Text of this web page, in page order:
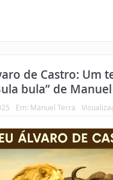
de Castro: Um
bula” de
Em: Manuel Terra